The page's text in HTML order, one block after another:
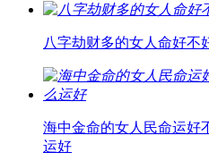
八字劫财多的女人命好不
海中金命的女人民命运好
运好